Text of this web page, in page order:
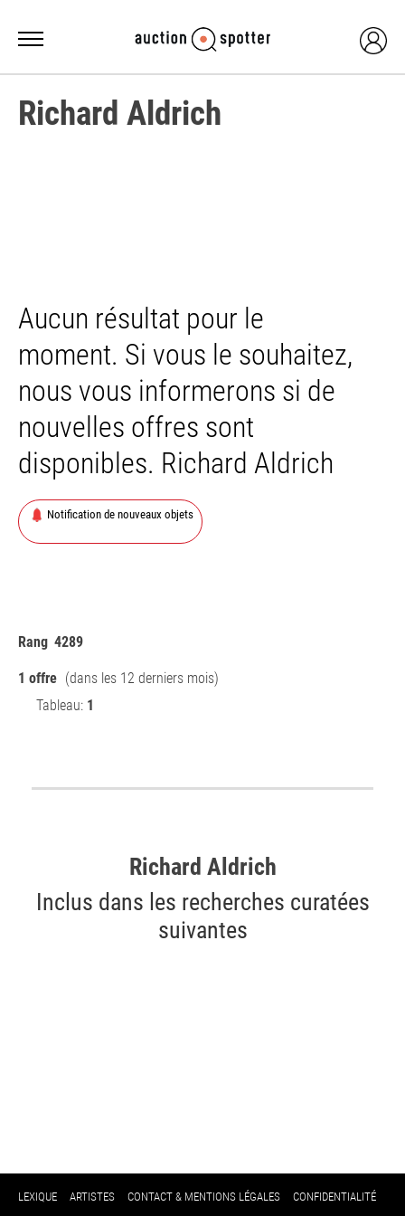
Richard Aldrich
Aucun résultat pour le
moment. Si vous le souhaitez,
nous vous informerons si de
nouvelles offres sont
disponibles. Richard Aldrich
Notification de nouveaux objets
Rang 4289
1 offre (dans les 12 derniers mois)
Tableau: 1
Richard Aldrich
Inclus dans les recherches curatées
suivantes
LEXIQUE ARTISTES CONTACT & MENTIONS LÉGALES CONFIDENTIALITÉ